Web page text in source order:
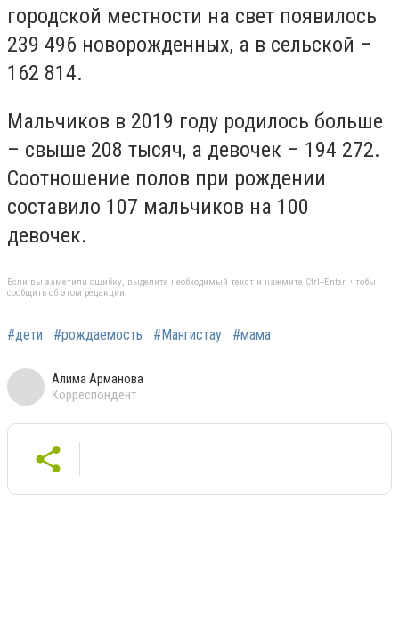
городской местности на свет появилось
239 496 новорожденных, а в сельской –
162 814.
Мальчиков в 2019 году родилось больше
– свыше 208 тысяч, а девочек – 194 272.
Соотношение полов при рождении
составило 107 мальчиков на 100
девочек.
Если вы заметили ошибку, выделите необходимый текст и нажмите Ctrl+Enter, чтобы
сообщить об этом редакции
#дети #рождаемость #Мангистау #мама
Алима Арманова
Корреспондент